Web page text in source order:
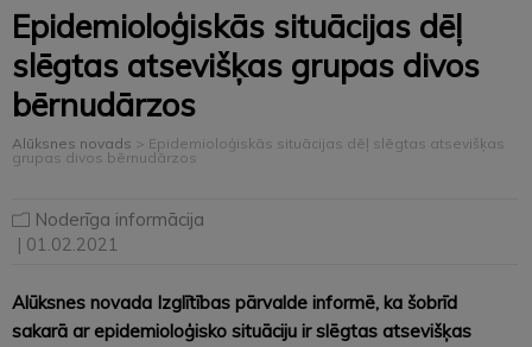
Epidemioloģiskās situācijas dēļ
slēgtas atsevišķas grupas divos
bērnudārzos
Alūksnes novads > Epidemioloģiskās situācijas dēļ slēgtas atsevišķas
grupas divos bērnudārzos
Noderīga informācija
| 01.02.2021
Alūksnes novada Izglītības pārvalde informē, ka šobrīd
sakarā ar epidemioloģisko situāciju ir slēgtas atsevišķas